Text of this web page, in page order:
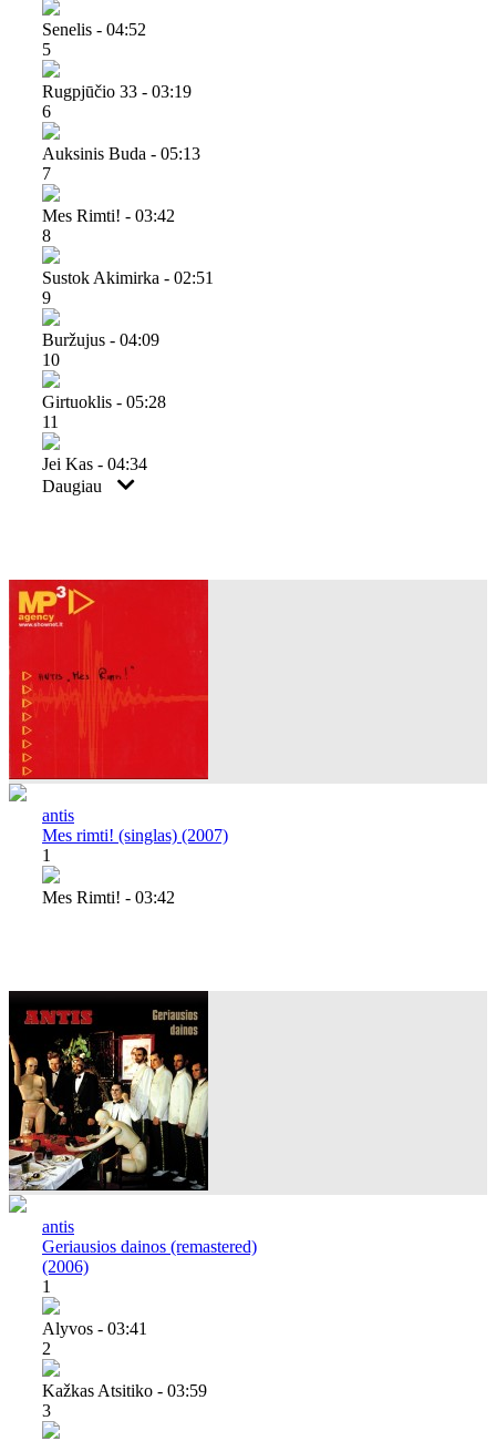
Senelis - 04:52
5
Rugpjūčio 33 - 03:19
6
Auksinis Buda - 05:13
7
Mes Rimti! - 03:42
8
Sustok Akimirka - 02:51
9
Buržujus - 04:09
10
Girtuoklis - 05:28
11
Jei Kas - 04:34
Daugiau
antis
Mes rimti! (singlas) (2007)
1
Mes Rimti! - 03:42
antis
Geriausios dainos (remastered)
(2006)
1
Alyvos - 03:41
2
Kažkas Atsitiko - 03:59
3